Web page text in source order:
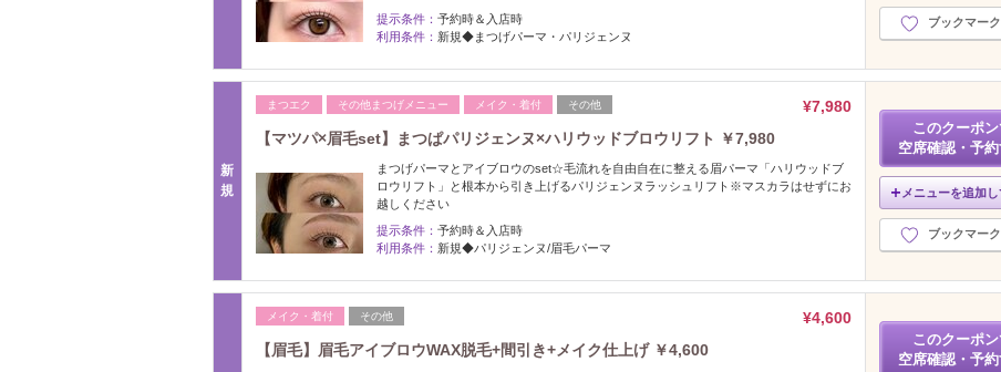
提示条件： 予約時＆入店時
利用条件： 新規◆まつげパーマ・パリジェンヌ
ブックマー
新
規
まつエク その他まつげメニュー メイク・着付 その他
¥7,980
【マツパ×眉毛set】まつぱパリジェンヌ×ハリウッドブロウリフト ￥7,980
まつげパーマとアイブロウのset☆毛流れを自由自在に整える眉パーマ「ハリウッドブ
ロウリフト」と根本から引き上げるパリジェンヌラッシュリフト※マスカラはせずにお
越しください
提示条件： 予約時＆入店時
利用条件： 新規◆パリジェンヌ/眉毛パーマ
このクーポ
空席確認・予
メニューを追加
ブックマー
メイク・着付 その他
¥4,600
【眉毛】眉毛アイブロウWAX脱毛+間引き+メイク仕上げ ￥4,600
このクーポ
空席確認・予